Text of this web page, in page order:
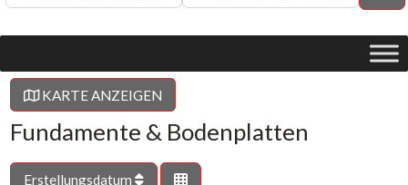
KARTE ANZEIGEN
Fundamente & Bodenplatten
Erstellungsdatum